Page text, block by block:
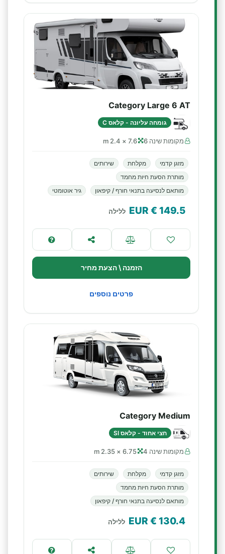
Category Large 6 AT
גומחה עליונה - קלאס C
מקומות שינה 6 7.6 × 2.4 m
מזגן קדמי מקלחת
שירותים
מותרת הסעת חיות מחמד
מותאם לנסיעה בתנאי חורף / קיפאון
גיר אוטומטי
149.5
€ EUR ללילה
הזמנה \ הצעת מחיר
פרטים נוספים
Category Medium
חצי אחוד - קלאס SI
מקומות שינה 4 6.75 × 2.35 m
מזגן קדמי מקלחת
שירותים
מותרת הסעת חיות מחמד
מותאם לנסיעה בתנאי חורף / קיפאון
130.4
€ EUR ללילה